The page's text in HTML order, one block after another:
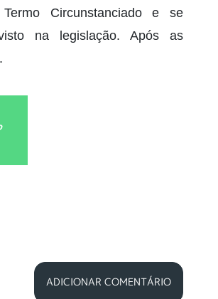
Circunstanciado e se
na legislação. Após as
ADICIONAR COMENTÁRIO